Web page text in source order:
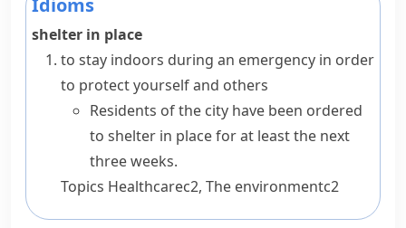
Idioms
shelter in place
to stay indoors during an emergency in order
to protect yourself and others
Residents of the city have been ordered
to shelter in place for at least the next
three weeks.
Topics Healthcarec2, The environmentc2